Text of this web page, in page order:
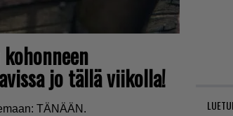
jo tällä viikolla!
TÄNÄÄN.